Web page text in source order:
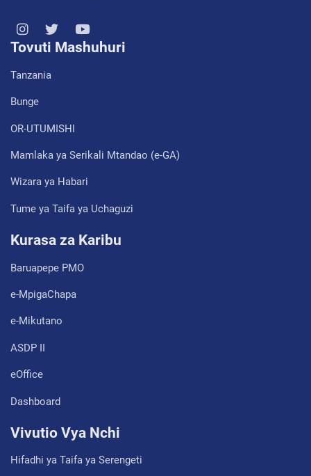
Tovuti Mashuhuri
Tanzania
Bunge
OR-UTUMISHI
Mamlaka ya Serikali Mtandao (e-GA)
Wizara ya Habari
Tume ya Taifa ya Uchaguzi
Kurasa za Karibu
Baruapepe PMO
e-MpigaChapa
e-Mikutano
ASDP II
eOffice
Dashboard
Vivutio Vya Nchi
Hifadhi ya Taifa ya Serengeti